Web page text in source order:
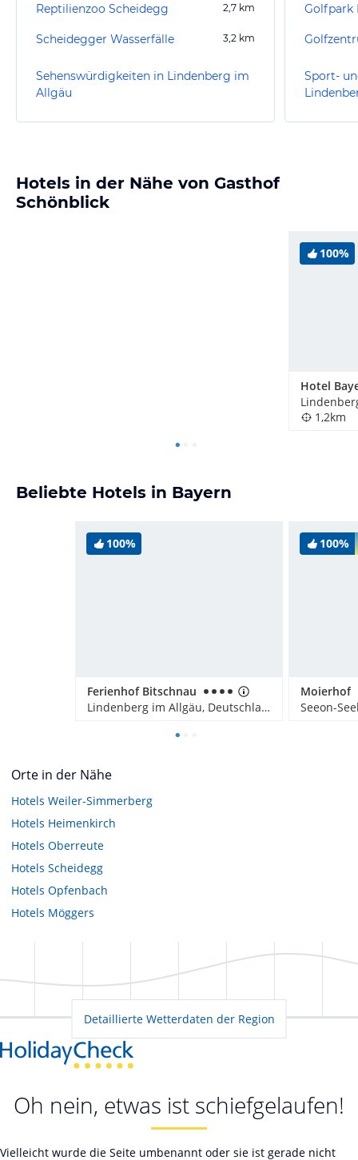
Reptilienzoo Scheidegg 2,7 km
Scheidegger Wasserfälle 3,2 km
Sehenswürdigkeiten in Lindenberg im
Allgäu
Golfpark
Sport-
Hotels in der Nähe von Gasthof
Schönblick
100%
1,2km
Beliebte Hotels in Bayern
100%
Ferienhof Bitschnau
Lindenberg im Allgäu, Deutschland
100%
Moierhof
Seeon-
Orte in der Nähe
Hotels Weiler-Simmerberg
Hotels Heimenkirch
Hotels Oberreute
Hotels Scheidegg
Hotels Opfenbach
Hotels Möggers
Detaillierte Wetterdaten der Region
Oh nein, etwas ist schiefgelaufen!
Vielleicht wurde die Seite umbenannt oder sie ist gerade nicht